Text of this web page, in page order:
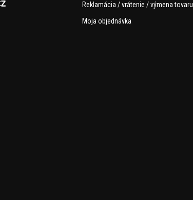
Reklamácia / vrátenie / výmena tovaru
Moja objednávka